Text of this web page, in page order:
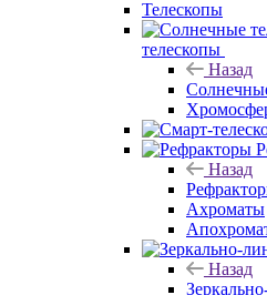
Телескопы
телескопы
Назад
Назад
Ахроматы
Назад